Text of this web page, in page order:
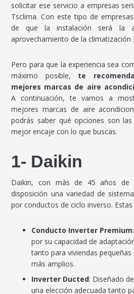
solicitar ese servicio a empresas
Tsclima. Con este tipo de
de que la instalación será la
aprovechamiento de la climatización
Pero para que la experiencia sea
máximo posible, te
mejores marcas de aire
A continuación, te vamos a
mejores marcas de aire
podrás saber qué opciones son
mejor encaje con lo que buscas.
1- Daikin
Daikin, con más de 45 años de
disposición una variedad de
por conductos de ciclo inverso.
Conducto Inverter Premium
por su capacidad de
tanto para viviendas
más amplios.
Inverter Ducted: Diseñado
una elección adecuada tanto